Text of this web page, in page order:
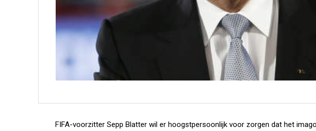
FIFA-voorzitter Sepp Blatter wil er hoogstpersoonlijk voor zorgen dat het